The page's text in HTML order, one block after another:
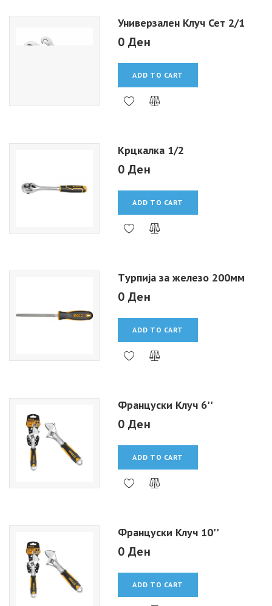
Универзален Клуч Сет 2/1
0 Ден
ADD TO CART
Крцкалка 1/2
0 Ден
ADD TO CART
Tурпија за железо 200мм
0 Ден
ADD TO CART
Француски Клуч 6''
0 Ден
ADD TO CART
Француски Клуч 10''
0 Ден
ADD TO CART